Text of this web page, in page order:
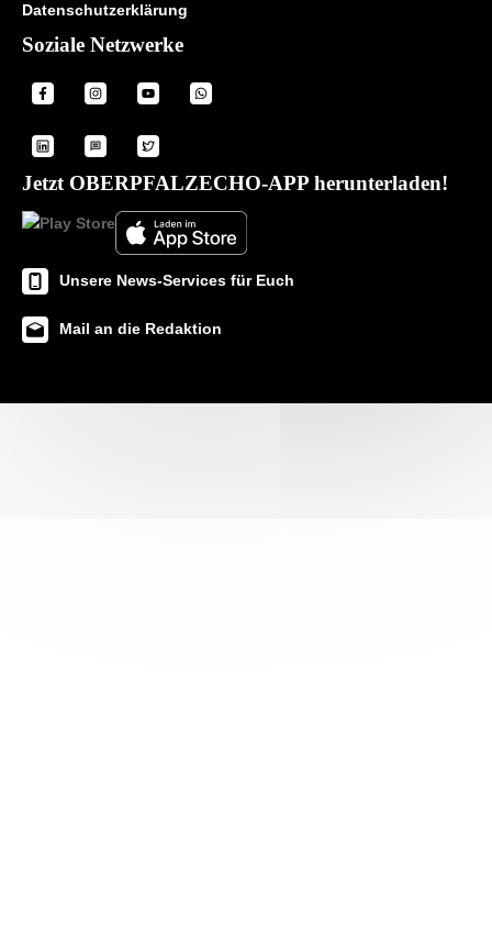
Datenschutzerklärung
Soziale Netzwerke
Jetzt OBERPFALZECHO-APP herunterladen!
Unsere News-Services für Euch
Mail an die Redaktion